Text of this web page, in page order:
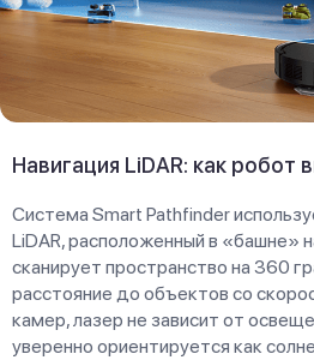
Навигация LiDAR: как робот
Система Smart Pathfinder
LiDAR, расположенный в «башне»
сканирует пространство на 360
расстояние до объектов со
камер, лазер не зависит от
уверенно ориентируется как